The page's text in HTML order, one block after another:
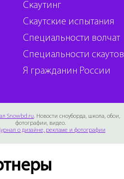
Скаутинг
Скаутские испытания
Специальности волчат
Специальности скаутов
Я гражданин России
Snowbd.ru. Новости сноуборда, школа, обои,
фотографии, видео.
о дизайне, рекламе и фотографии